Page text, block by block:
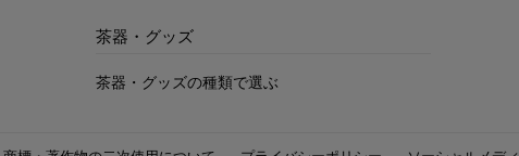
茶器・グッズ
茶器・グッズの種類で選ぶ